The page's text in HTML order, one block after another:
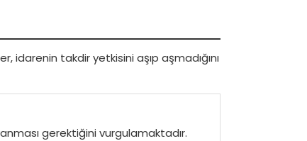
idarenin takdir yetkisini aşıp aşmadığını
gerektiğini vurgulamaktadır.